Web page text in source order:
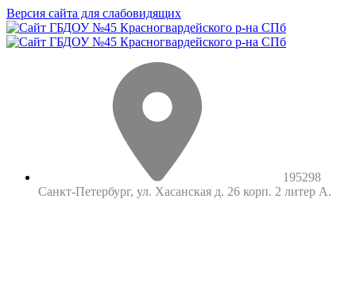
Версия сайта для слабовидящих
195298
Санкт-Петербург, ул. Хасанская д. 26 корп. 2 литер А.